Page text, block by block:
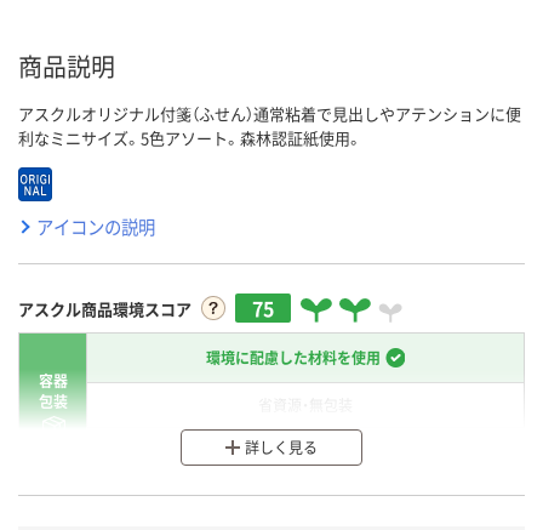
商品説明
アスクルオリジナル付箋（ふせん）通常粘着で見出しやアテンションに便
利なミニサイズ。5色アソート。森林認証紙使用。
アイコンの説明
アスクル商品環境スコア 75
容器
包装
環境に配慮した材料を使用
分別・リサイクルしやすい設計
詳しく見る